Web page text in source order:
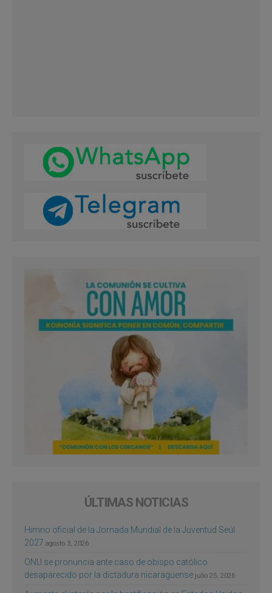
ÚLTIMAS NOTICIAS
Himno oficial de la Jornada Mundial de la Juventud Seúl
2027 agosto 3, 2026
ONU se pronuncia ante caso de obispo católico
desaparecido por la dictadura nicaragüense julio 25, 2026